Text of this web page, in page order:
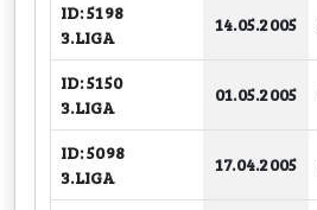
ID: 5198
3.LIGA
14.05.2005
ID: 5150
3.LIGA
01.05.2005
ID: 5098
3.LIGA
17.04.2005